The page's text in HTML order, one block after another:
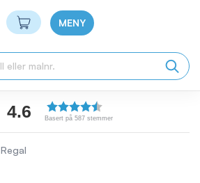
Min handlekurv
MENY
4.6 Basert på 587 stemmer
Regal